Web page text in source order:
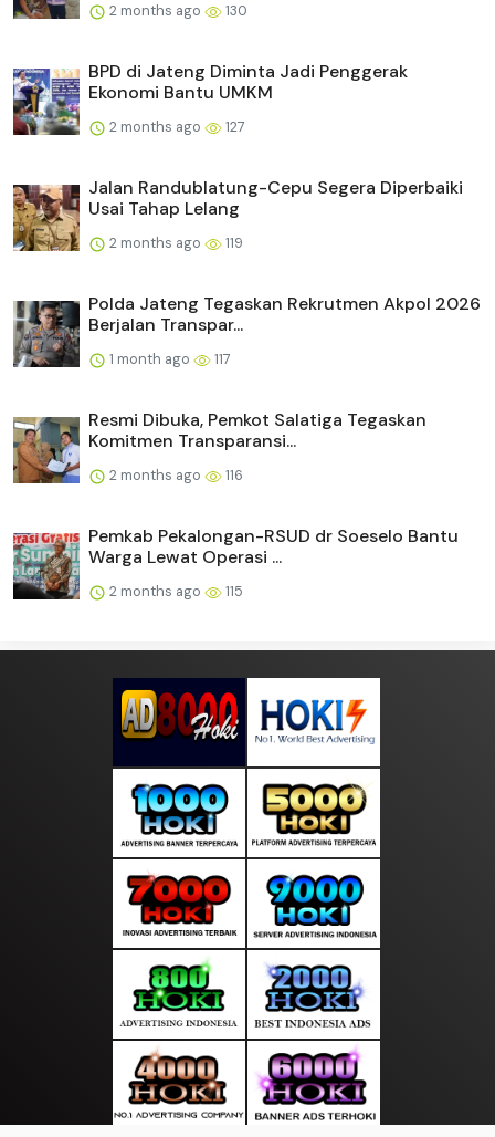
2 months ago 130
BPD di Jateng Diminta Jadi Penggerak
Ekonomi Bantu UMKM
2 months ago 127
Jalan Randublatung-Cepu Segera Diperbaiki
Usai Tahap Lelang
2 months ago 119
Polda Jateng Tegaskan Rekrutmen Akpol 2026
Berjalan Transpar...
1 month ago 117
Resmi Dibuka, Pemkot Salatiga Tegaskan
Komitmen Transparansi...
2 months ago 116
Pemkab Pekalongan-RSUD dr Soeselo Bantu
Warga Lewat Operasi ...
2 months ago 115